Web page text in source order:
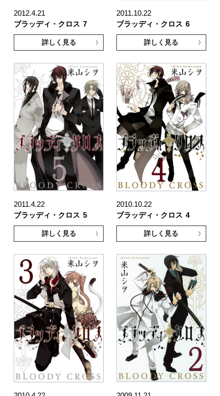
2012.4.21
ブラッディ・クロス 7
詳しく見る
2011.10.22
ブラッディ・クロス 6
詳しく見る
2011.4.22
ブラッディ・クロス 5
詳しく見る
2010.10.22
ブラッディ・クロス 4
詳しく見る